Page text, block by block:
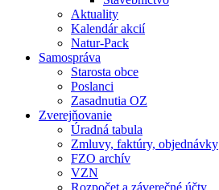
Aktuality
Kalendár akcií
Natur-Pack
Samospráva
Starosta obce
Poslanci
Zasadnutia OZ
Zverejňovanie
Úradná tabula
Zmluvy, faktúry, objednávky
FZO archív
VZN
Rozpočet a záverečné účty